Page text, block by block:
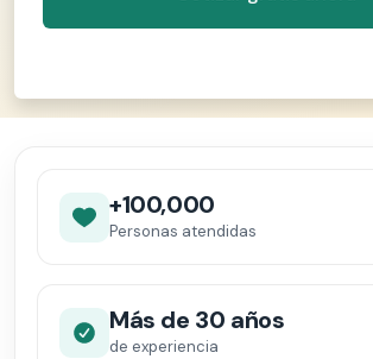
+100,000
Personas atendidas
Más de 30 años
de experiencia